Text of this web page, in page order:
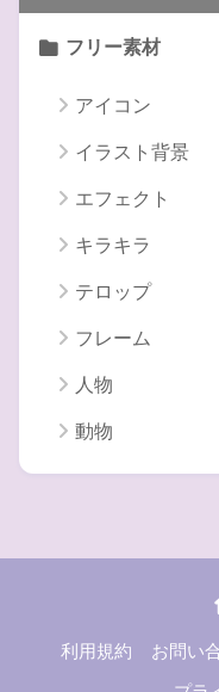
フリー素材
アイコン
イラスト背景
エフェクト
キラキラ
テロップ
フレーム
人物
動物
利用規約 お問い